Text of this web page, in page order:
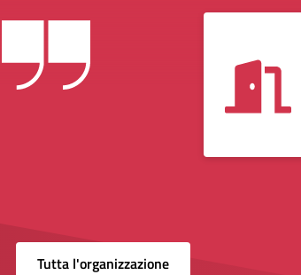
Tutta l'organizzazione